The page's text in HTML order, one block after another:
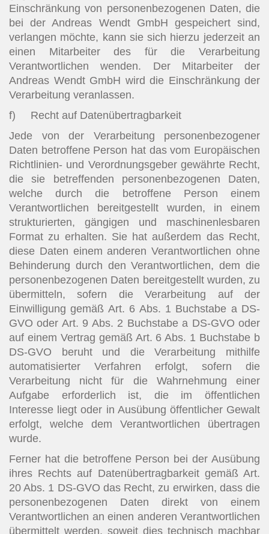
Einschränkung von personenbezogenen Daten, die
bei der Andreas Wendt GmbH gespeichert sind,
verlangen möchte, kann sie sich hierzu jederzeit an
einen Mitarbeiter des für die Verarbeitung
Verantwortlichen wenden. Der Mitarbeiter der
Andreas Wendt GmbH wird die Einschränkung der
Verarbeitung veranlassen.
f) Recht auf Datenübertragbarkeit
Jede von der Verarbeitung personenbezogener
Daten betroffene Person hat das vom Europäischen
Richtlinien- und Verordnungsgeber gewährte Recht,
die sie betreffenden personenbezogenen Daten,
welche durch die betroffene Person einem
Verantwortlichen bereitgestellt wurden, in einem
strukturierten, gängigen und maschinenlesbaren
Format zu erhalten. Sie hat außerdem das Recht,
diese Daten einem anderen Verantwortlichen ohne
Behinderung durch den Verantwortlichen, dem die
personenbezogenen Daten bereitgestellt wurden, zu
übermitteln, sofern die Verarbeitung auf der
Einwilligung gemäß Art. 6 Abs. 1 Buchstabe a DS-
GVO oder Art. 9 Abs. 2 Buchstabe a DS-GVO oder
auf einem Vertrag gemäß Art. 6 Abs. 1 Buchstabe b
DS-GVO beruht und die Verarbeitung mithilfe
automatisierter Verfahren erfolgt, sofern die
Verarbeitung nicht für die Wahrnehmung einer
Aufgabe erforderlich ist, die im öffentlichen
Interesse liegt oder in Ausübung öffentlicher Gewalt
erfolgt, welche dem Verantwortlichen übertragen
wurde.
Ferner hat die betroffene Person bei der Ausübung
ihres Rechts auf Datenübertragbarkeit gemäß Art.
20 Abs. 1 DS-GVO das Recht, zu erwirken, dass die
personenbezogenen Daten direkt von einem
Verantwortlichen an einen anderen Verantwortlichen
übermittelt werden, soweit dies technisch machbar